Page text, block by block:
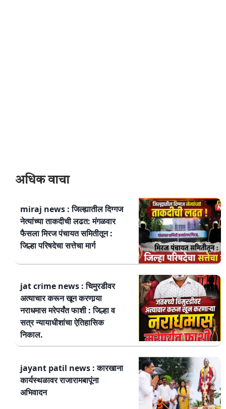
अधिक वाचा
miraj news : जिल्ह्यातील दिग्गज
नेत्यांच्या ताकदीची लढत: मंगळवार
फैसला मिरज पंचायत समितीतून :
जिल्हा परिषदेचा सत्तेचा मार्ग
jat crime news : चिमुरडीवर
अत्याचार करून खून करणार्‍या
नराधमास मरेपर्यंत फाशी : जिल्हा व
सत्र न्यायाधीशांचा ऐतिहासिक
निकाल.
jayant patil news : कारखाना
कार्यस्थळावर राजारामबापूंना
अभिवादन